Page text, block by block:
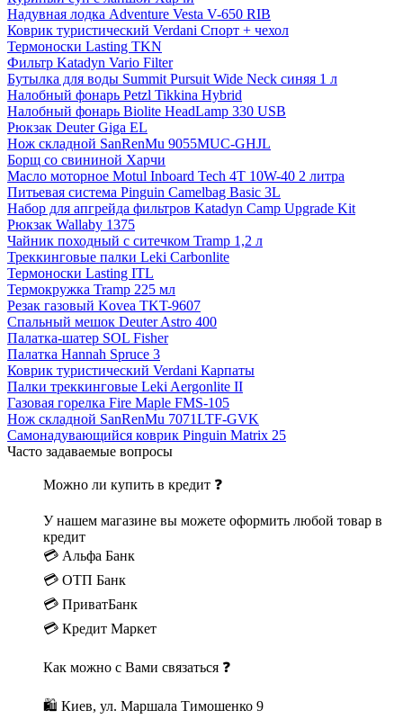
Надувная лодка Adventure Vesta V-650 RIB
Коврик туристический Verdani Спорт + чехол
Термоноски Lasting TKN
Фильтр Katadyn Vario Filter
Бутылка для воды Summit Pursuit Wide Neck синяя 1 л
Налобный фонарь Petzl Tikkina Hybrid
Налобный фонарь Biolite HeadLamp 330 USB
Рюкзак Deuter Giga EL
Нож складной SanRenMu 9055MUC-GHJL
Борщ cо свининой Харчи
Масло моторное Motul Inboard Tech 4T 10W-40 2 литра
Питьевая система Pinguin Camelbag Basic 3L
Набор для апгрейда фильтров Katadyn Camp Upgrade Kit
Рюкзак Wallaby 1375
Чайник походный с ситечком Tramp 1,2 л
Треккинговые палки Leki Carbonlite
Термоноски Lasting ITL
Термокружка Tramp 225 мл
Резак газовый Kovea TKT-9607
Спальный мешок Deuter Astro 400
Палатка-шатер SOL Fisher
Палатка Hannah Spruce 3
Коврик туристический Verdani Карпаты
Палки треккинговые Leki Aergonlite II
Газовая горелка Fire Maple FMS-105
Нож складной SanRenMu 7071LTF-GVK
Самонадувающийся коврик Pinguin Matrix 25
Часто задаваемые вопросы
Можно ли купить в кредит ❓
У нашем магазине вы можете оформить любой товар в
кредит
💳 Альфа Банк
💳 ОТП Банк
💳 ПриватБанк
💳 Кредит Маркет
Как можно с Вами связаться ❓
🛍 Киев, ул. Маршала Тимошенко 9